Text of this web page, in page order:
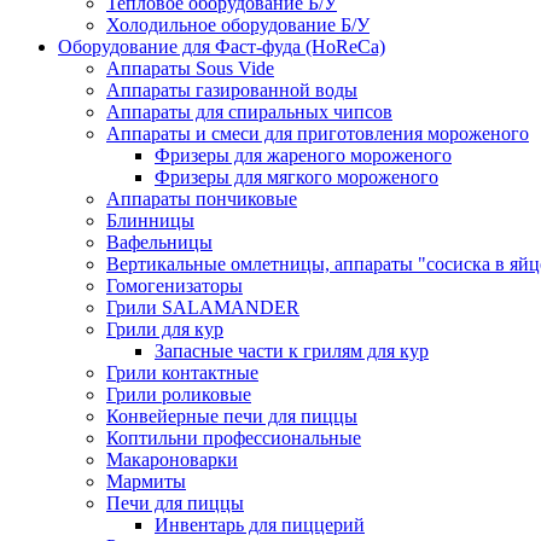
Холодильное оборудование Б/У
Оборудование для Фаст-фуда (HoReCa)
Аппараты Sous Vide
Аппараты газированной воды
Аппараты для спиральных чипсов
Аппараты и смеси для приготовления мороженого
Фризеры для жареного мороженого
Фризеры для мягкого мороженого
Аппараты пончиковые
Блинницы
Вафельницы
Вертикальные омлетницы, аппараты "сосиска в
Гомогенизаторы
Грили SALAMANDER
Грили для кур
Запасные части к грилям для кур
Грили контактные
Грили роликовые
Конвейерные печи для пиццы
Коптильни профессиональные
Макароноварки
Мармиты
Печи для пиццы
Инвентарь для пиццерий